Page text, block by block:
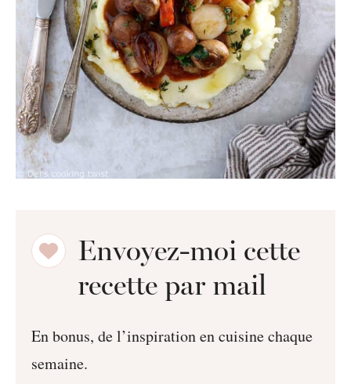
Envoyez-moi cette
recette par mail
En bonus, de l’inspiration en cuisine chaque
semaine.